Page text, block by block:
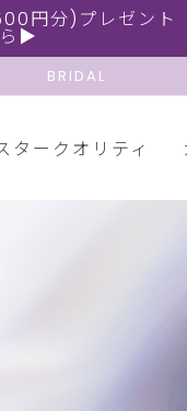
円分)プレゼント
▶
BRIDAL
タークオリティ